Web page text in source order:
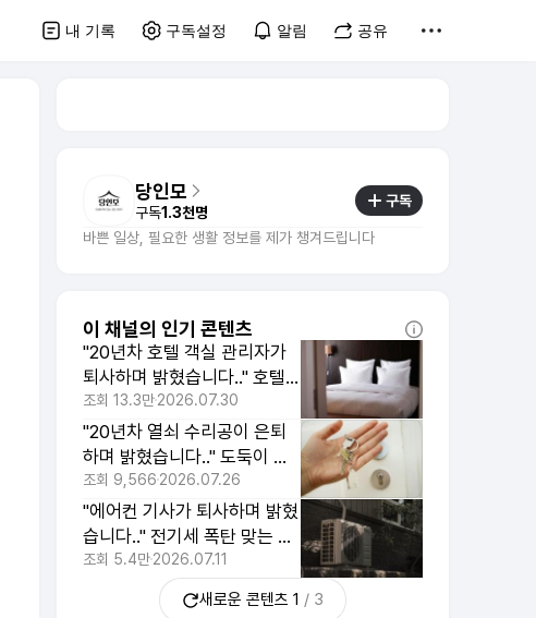
내 기록 구독설정 알림 공유
당인모
구독1.3천명
구독
바쁜 일상, 필요한 생활 정보를 제가 챙겨드립니다
이 채널의 인기 콘텐츠
"20년차 호텔 객실 관리자가
퇴사하며 밝혔습니다.." 호텔
방에서 냄새가 안 나는 이유
조회 13.3만2026.07.30
"20년차 열쇠 수리공이 은퇴
하며 밝혔습니다.." 도둑이 피
해 가는 집의 비밀 3가지
조회 9,566 2026.07.26
"에어컨 기사가 퇴사하며 밝혔
습니다.." 전기세 폭탄 맞는 습
관 3가지
조회 5.4만2026.07.11
새로운 콘텐츠 1 / 3